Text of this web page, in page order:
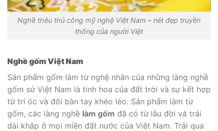
Nghề thêu thủ công mỹ nghệ Việt Nam – nét đẹp truyền
thống của người Việt
Nghề gốm Việt Nam
Sản phẩm gốm làm từ nghệ nhân của những làng nghề
gốm sứ Việt Nam là tinh hoa của đất trời và sự kết hợp
từ trí óc và đôi bàn tay khéo léo. Sản phẩm làm từ
gốm, các làng nghề làm gốm đã có từ lâu đời và trải
dài khắp ở mọi miền đất nước của Việt Nam. Trải qua